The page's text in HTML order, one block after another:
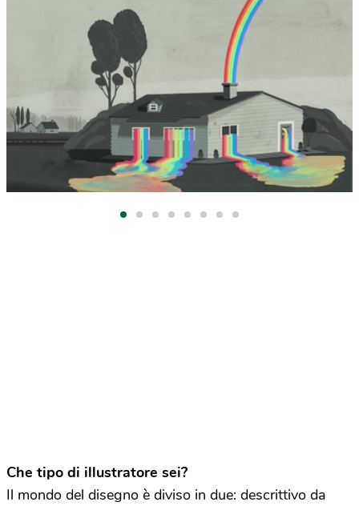
Che tipo di illustratore sei?
Il mondo del disegno è diviso in due: descrittivo da